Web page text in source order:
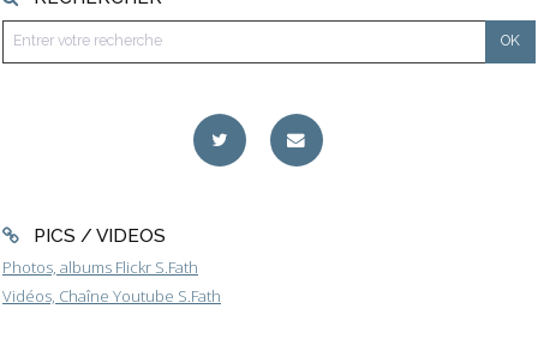
PICS / VIDEOS
Photos, albums Flickr S.Fath
Vidéos, Chaîne Youtube S.Fath